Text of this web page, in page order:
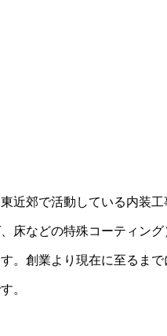
近郊で活動している内装工
床などの特殊コーティング
創業より現在に至るまで
。